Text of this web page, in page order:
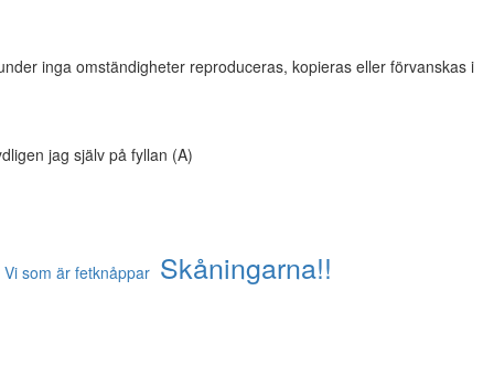
inga omständigheter reproduceras, kopieras eller förvanskas i
jag själv på fyllan (A)
Vi som är fetknåppar Skåningarna!!